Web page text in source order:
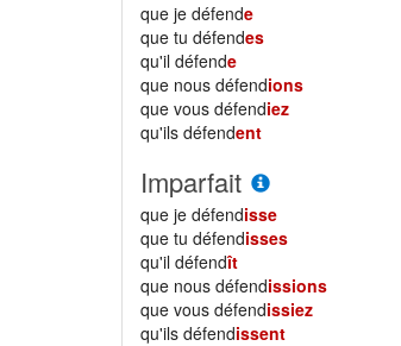
que je défende
que tu défendes
qu'il défende
que nous défendions
que vous défendiez
qu'ils défendent
Imparfait
que je défendisse
que tu défendisses
qu'il défendît
que nous défendissions
que vous défendissiez
qu'ils défendissent